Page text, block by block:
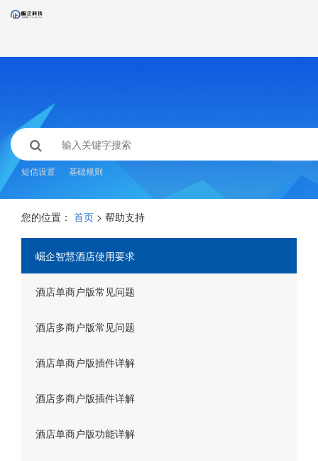
短信设置 基础规则
您的位置： 首页 > 帮助支持
崛企智慧酒店使用要求
酒店单商户版常见问题
酒店多商户版常见问题
酒店单商户版插件详解
酒店多商户版插件详解
酒店单商户版功能详解